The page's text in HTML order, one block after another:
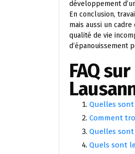
développement
En conclusion,
mais aussi un
qualité de vie
d’épanouissement
FAQ
Quelles
Comment
Quelles
Quels sont